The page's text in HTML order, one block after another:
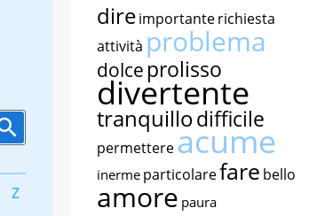
Z
direimportanterichiesta
attività problema
dolce prolisso
divertente
tranquillodifficile
permettereacume
inerme particolarefare bello
amore paura